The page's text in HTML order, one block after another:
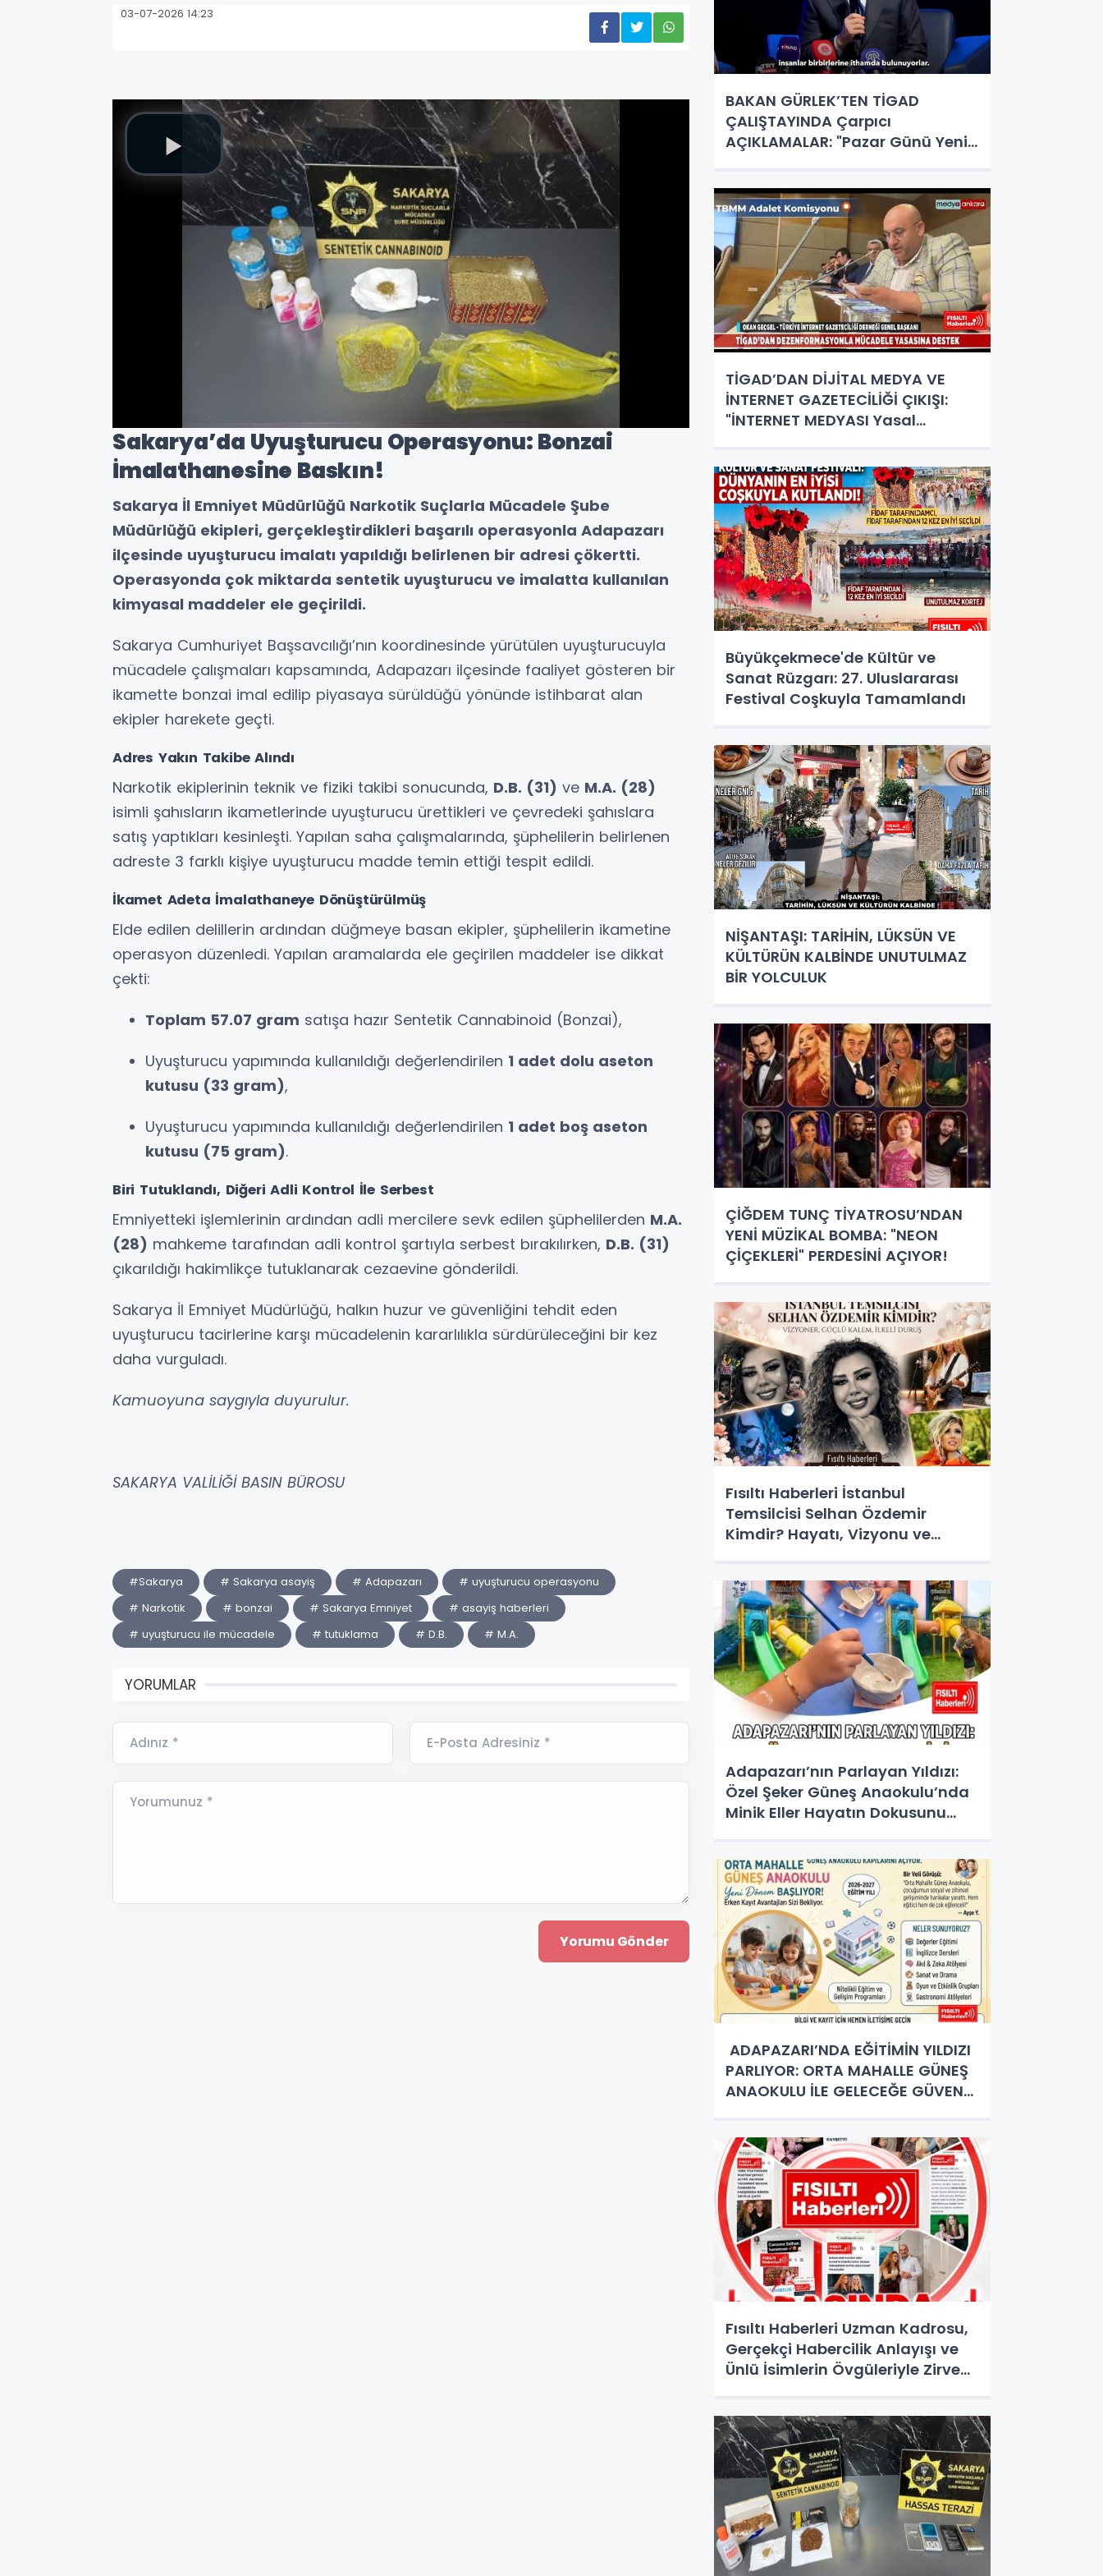
03-07-2026 14:23
Sakarya’da Uyuşturucu Operasyonu: Bonzai
İmalathanesine Baskın!
Sakarya İl Emniyet Müdürlüğü Narkotik Suçlarla Mücadele Şube
Müdürlüğü ekipleri, gerçekleştirdikleri başarılı operasyonla Adapazarı
ilçesinde uyuşturucu imalatı yapıldığı belirlenen bir adresi çökertti.
Operasyonda çok miktarda sentetik uyuşturucu ve imalatta kullanılan
kimyasal maddeler ele geçirildi.
Sakarya Cumhuriyet Başsavcılığı’nın koordinesinde yürütülen uyuşturucuyla
mücadele çalışmaları kapsamında, Adapazarı ilçesinde faaliyet gösteren bir
ikamette bonzai imal edilip piyasaya sürüldüğü yönünde istihbarat alan
ekipler harekete geçti.
Adres Yakın Takibe Alındı
Narkotik ekiplerinin teknik ve fiziki takibi sonucunda, D.B. (31) ve M.A. (28)
isimli şahısların ikametlerinde uyuşturucu ürettikleri ve çevredeki şahıslara
satış yaptıkları kesinleşti. Yapılan saha çalışmalarında, şüphelilerin belirlenen
adreste 3 farklı kişiye uyuşturucu madde temin ettiği tespit edildi.
İkamet Adeta İmalathaneye Dönüştürülmüş
Elde edilen delillerin ardından düğmeye basan ekipler, şüphelilerin ikametine
operasyon düzenledi. Yapılan aramalarda ele geçirilen maddeler ise dikkat
çekti:
Toplam 57.07 gram satışa hazır Sentetik Cannabinoid (Bonzai),
Uyuşturucu yapımında kullanıldığı değerlendirilen 1 adet dolu aseton
kutusu (33 gram),
Uyuşturucu yapımında kullanıldığı değerlendirilen 1 adet boş aseton
kutusu (75 gram).
Biri Tutuklandı, Diğeri Adli Kontrol İle Serbest
Emniyetteki işlemlerinin ardından adli mercilere sevk edilen şüphelilerden M.A.
(28) mahkeme tarafından adli kontrol şartıyla serbest bırakılırken, D.B. (31)
çıkarıldığı hakimlikçe tutuklanarak cezaevine gönderildi.
Sakarya İl Emniyet Müdürlüğü, halkın huzur ve güvenliğini tehdit eden
uyuşturucu tacirlerine karşı mücadelenin kararlılıkla sürdürüleceğini bir kez
daha vurguladı.
Kamuoyuna saygıyla duyurulur.
SAKARYA VALİLİĞİ BASIN BÜROSU
#Sakarya # Sakarya asayiş # Adapazarı
# uyuşturucu operasyonu
# Narkotik
# bonzai # Sakarya Emniyet
# asayiş haberleri
# uyuşturucu ile mücadele
# tutuklama # D.B. # M.A.
YORUMLAR
Adınız * E-Posta Adresiniz *
Yorumunuz *
BAKAN GÜRLEK’TEN TİGAD
ÇALIŞTAYINDA Çarpıcı
AÇIKLAMALAR: "Pazar Günü Yeni
TİGAD’DAN DİJİTAL MEDYA VE
İNTERNET GAZETECİLİĞİ ÇIKIŞI:
"İNTERNET MEDYASI Yasal
Büyükçekmece'de Kültür ve
Sanat Rüzgarı: 27. Uluslararası
Festival Coşkuyla Tamamlandı
NİŞANTAŞI: TARİHİN, LÜKSÜN VE
KÜLTÜRÜN KALBİNDE UNUTULMAZ
BİR YOLCULUK
ÇİĞDEM TUNÇ TİYATROSU’NDAN
YENİ MÜZİKAL BOMBA: "NEON
ÇİÇEKLERİ" PERDESİNİ AÇIYOR!
Fısıltı Haberleri İstanbul
Temsilcisi Selhan Özdemir
Kimdir? Hayatı, Vizyonu ve
Adapazarı’nın Parlayan Yıldızı:
Özel Şeker Güneş Anaokulu’nda
Minik Eller Hayatın Dokusunu
ADAPAZARI’NDA EĞİTİMİN YILDIZI
PARLIYOR: ORTA MAHALLE GÜNEŞ
ANAOKULU İLE GELECEĞE GÜVENLİ
Fısıltı Haberleri Uzman Kadrosu,
Gerçekçi Habercilik Anlayışı ve
Ünlü İsimlerin Övgüleriyle Zirveye